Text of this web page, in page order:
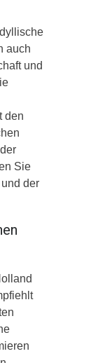
auch
und
den
Sie
der